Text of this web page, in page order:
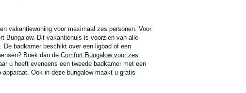
vakantiewoning voor maximaal zes personen. Voor
Bungalow. Dit vakantiehuis is voorzien van alle
badkamer beschikt over een ligbad of een
Boek dan de Comfort Bungalow voor zes
u heeft eveneens een tweede badkamer met een
Ook in deze bungalow maakt u gratis